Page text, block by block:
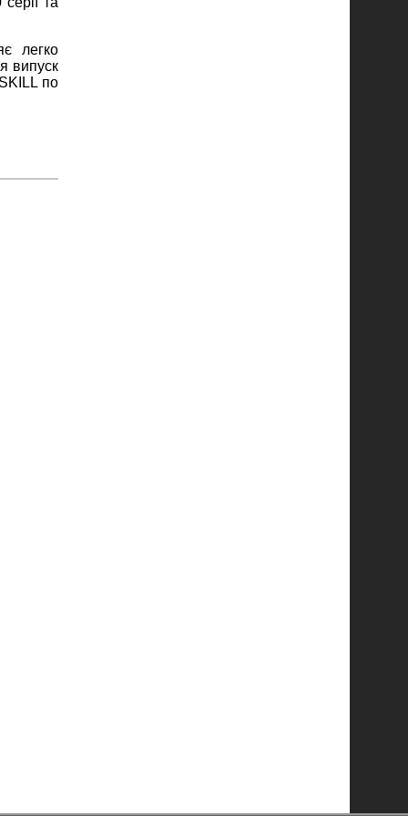
легко
випуск
по